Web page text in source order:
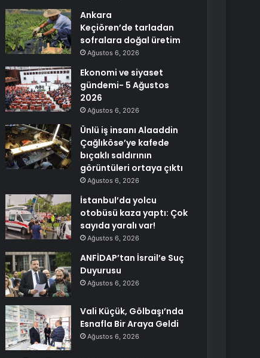
Ankara
Keçiören’de tarladan
sofralara doğal üretim
Ağustos 6, 2026
Ekonomi ve siyaset
gündemi- 5 Ağustos
2026
Ağustos 6, 2026
Ünlü iş insanı Alaaddin
Çağlıköse’ye kafede
bıçaklı saldırının
görüntüleri ortaya çıktı
Ağustos 6, 2026
İstanbul’da yolcu
otobüsü kaza yaptı: Çok
sayıda yaralı var!
Ağustos 6, 2026
ANFİDAP’tan İsrail’e Suç
Duyurusu
Ağustos 6, 2026
Vali Küçük, Gölbaşı’nda
Esnafla Bir Araya Geldi
Ağustos 6, 2026